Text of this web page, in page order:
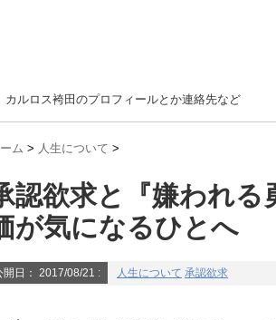
カルロス袴田のプロフィールとか連絡先など
ム > 人生について >
認欲求と『嫌われる
が気になるひとへ
開日： 2017/08/21 : 人生について 承認欲求